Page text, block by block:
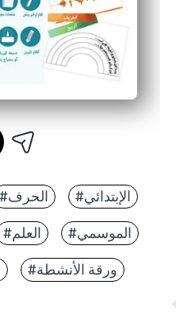
#الحرف #الإبتدائي
#العلم #الموسمي
#ورقة الأنشطة